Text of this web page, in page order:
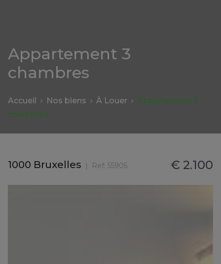
Appartement 3
chambres
Accueil Nos biens À Louer
Appartement 3
chambres
1000 Bruxelles Ref: 55905 € 2.100